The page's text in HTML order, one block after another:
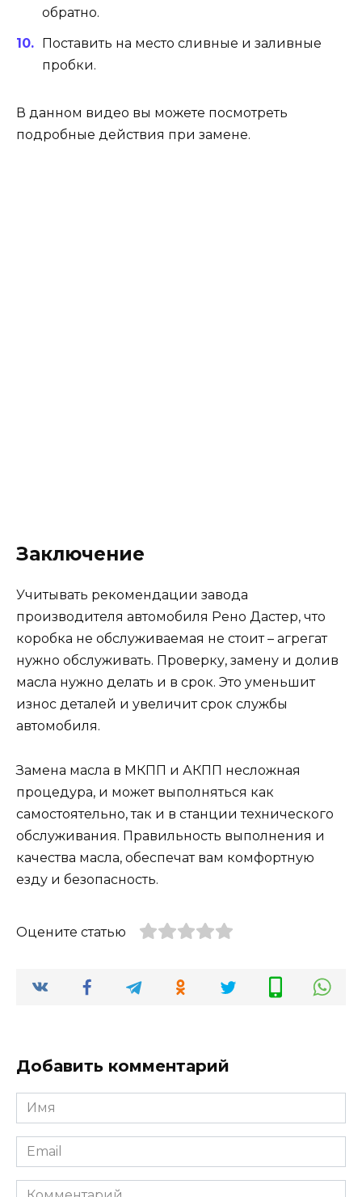
обратно.
Поставить на место сливные и заливные
пробки.
В данном видео вы можете посмотреть
подробные действия при замене.
Заключение
Учитывать рекомендации завода
производителя автомобиля Рено Дастер, что
коробка не обслуживаемая не стоит – агрегат
нужно обслуживать. Проверку, замену и долив
масла нужно делать и в срок. Это уменьшит
износ деталей и увеличит срок службы
автомобиля.
Замена масла в МКПП и АКПП несложная
процедура, и может выполняться как
самостоятельно, так и в станции технического
обслуживания. Правильность выполнения и
качества масла, обеспечат вам комфортную
езду и безопасность.
Оцените статью
Добавить комментарий
Имя
*
Email
*
Комментарий